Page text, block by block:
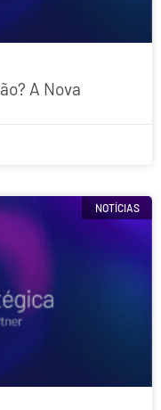
A Nova
NOTÍCIAS